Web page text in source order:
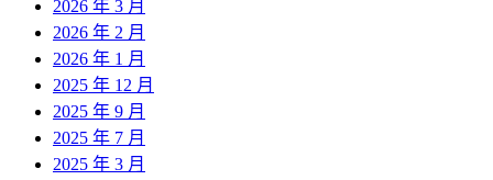
2026 年 3 月
2026 年 2 月
2026 年 1 月
2025 年 12 月
2025 年 9 月
2025 年 7 月
2025 年 3 月